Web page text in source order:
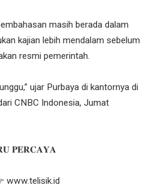
masih berada dalam
kajian lebih mendalam sebelum
resmi pemerintah.
ujar Purbaya di kantornya di
CNBC Indonesia, Jumat
𝐏𝐄𝐑𝐂𝐀𝐘𝐀
www.telisik.id